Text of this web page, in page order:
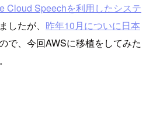
Cloud Speechを利用したシステ
したが、 昨年10月についに日本
で、今回AWSに移植をしてみた